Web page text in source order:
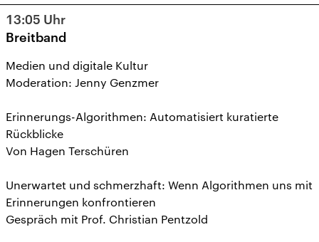
13:05 Uhr
Breitband
Medien und digitale Kultur
Moderation: Jenny Genzmer
Erinnerungs-Algorithmen: Automatisiert kuratierte
Rückblicke
Von Hagen Terschüren
Unerwartet und schmerzhaft: Wenn Algorithmen uns mit
Erinnerungen konfrontieren
Gespräch mit Prof. Christian Pentzold